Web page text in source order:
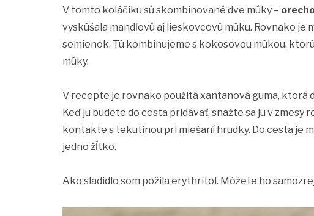
V tomto koláčiku sú skombinované dve múky –
vyskúšala mandľovú aj lieskovcovú múku. Rovnako
semienok. Tú kombinujeme s kokosovou múkou,
múky.
V recepte je rovnako použitá xantanová guma, ktorá
Keď ju budete do cesta pridávať, snažte sa ju v
kontakte s tekutinou pri miešaní hrudky. Do cesta je
jedno žĺtko.
Ako sladidlo som požila erythritol. Môžete ho